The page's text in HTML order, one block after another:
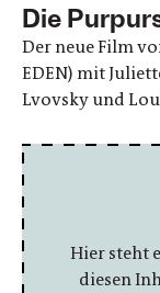
Die
Der neue Film
EDEN) mit
Lvovsky und
Hier steht
diesen